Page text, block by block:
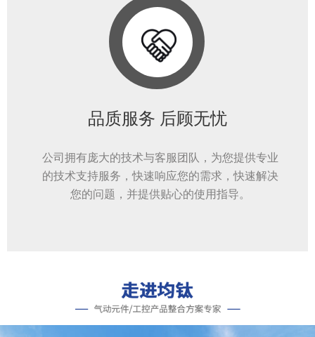
品质服务 后顾无忧
公司拥有庞大的技术与客服团队，为您提供专业
的技术支持服务，快速响应您的需求，快速解决
您的问题，并提供贴心的使用指导。